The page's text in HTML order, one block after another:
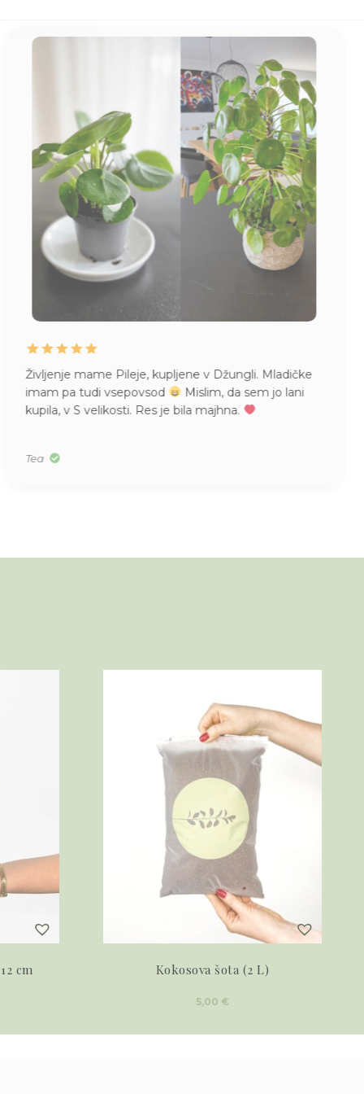
Življenje mame Pileje, kupljene v Džungli. Mladičke
imam pa tudi vsepovsod
Mislim, da sem jo lani
kupila, v S velikosti. Res je bila majhna.
Tea
cm Kokosova šota (2 L)
5,00 €